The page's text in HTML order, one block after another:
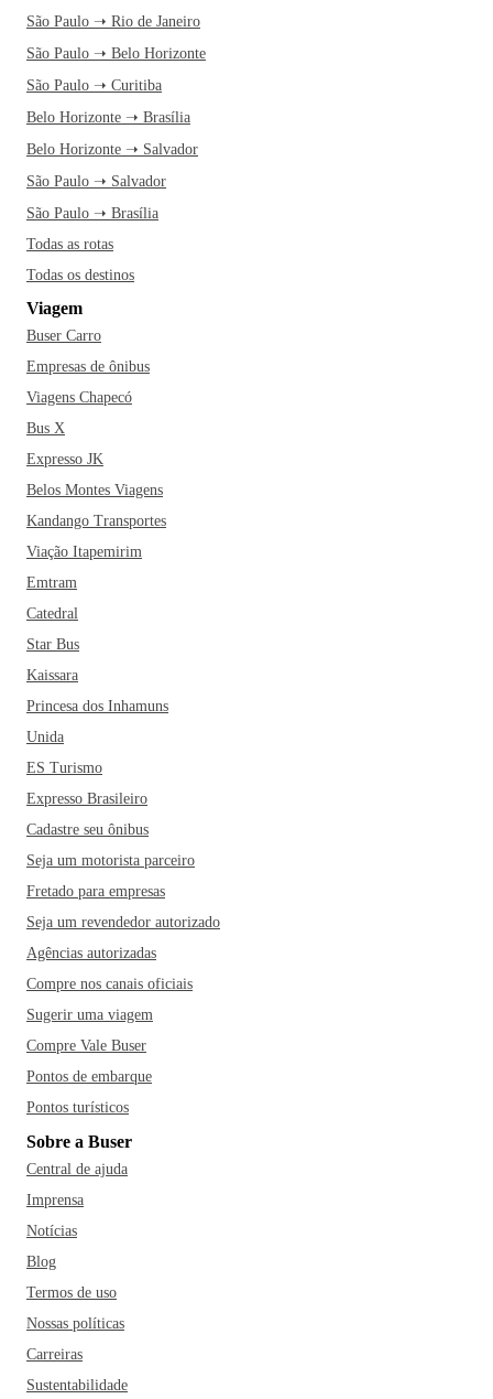
São Paulo ➝ Rio de Janeiro
São Paulo ➝ Belo Horizonte
São Paulo ➝ Curitiba
Belo Horizonte ➝ Brasília
Belo Horizonte ➝ Salvador
São Paulo ➝ Salvador
São Paulo ➝ Brasília
Todas as rotas
Todas os destinos
Viagem
Buser Carro
Empresas de ônibus
Viagens Chapecó
Bus X
Expresso JK
Belos Montes Viagens
Kandango Transportes
Viação Itapemirim
Emtram
Catedral
Star Bus
Kaissara
Princesa dos Inhamuns
Unida
ES Turismo
Expresso Brasileiro
Cadastre seu ônibus
Seja um motorista parceiro
Fretado para empresas
Seja um revendedor autorizado
Agências autorizadas
Compre nos canais oficiais
Sugerir uma viagem
Compre Vale Buser
Pontos de embarque
Pontos turísticos
Sobre a Buser
Central de ajuda
Imprensa
Notícias
Blog
Termos de uso
Nossas políticas
Carreiras
Sustentabilidade